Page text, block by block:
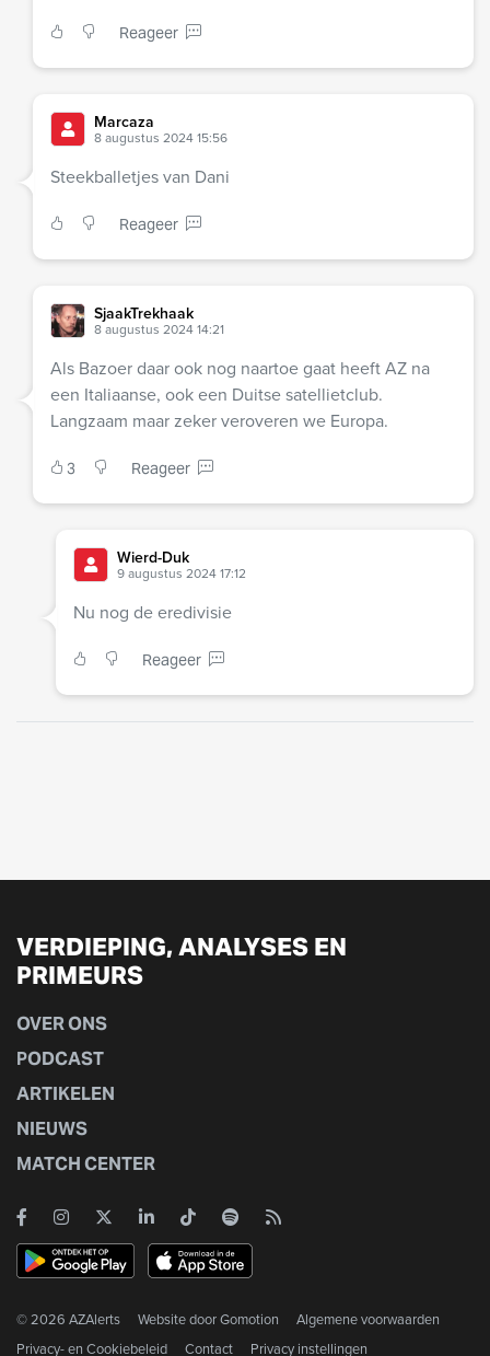
Reageer
Marcaza
8 augustus 2024 15:56
Steekballetjes van Dani
Reageer
SjaakTrekhaak
8 augustus 2024 14:21
Als Bazoer daar ook nog naartoe gaat heeft AZ na
een Italiaanse, ook een Duitse satellietclub.
Langzaam maar zeker veroveren we Europa.
3 Reageer
Wierd-Duk
9 augustus 2024 17:12
Nu nog de eredivisie
Reageer
VERDIEPING, ANALYSES EN
PRIMEURS
OVER ONS
PODCAST
ARTIKELEN
NIEUWS
MATCH CENTER
© 2026 AZAlerts Website doorGomotion
Algemene voorwaarden
Privacy- en Cookiebeleid
Contact Privacy instellingen